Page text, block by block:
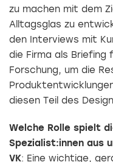
zu machen mit dem
Alltagsglas zu
den Interviews mit
die Firma als Briefing
Forschung, um die
diesen Teil des
Welche Rolle spielt
Spezialist:innen aus
VK: Eine wichtige,